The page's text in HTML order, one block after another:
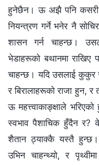
हुनेछैन। ऊ अझै पनि कसरी
नियन्त्रण गर्ने भनेर नै
शासन गर्न चाहन्छ।
भेडाहरूको बथानमा
चाहन्छ। यदि उसलाई कुकुर
र बिरालाहरूको राजा हुन, र
ऊ महत्त्वाकाङ्क्षाले
स्वभाव पैशाचिक हुँदैन र?
शैतान ठ्याक्कै यस्तै हुन्छ।
उभिन चाहन्थ्यो, र